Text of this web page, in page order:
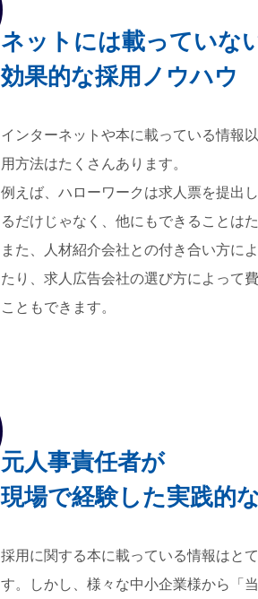
ネットには載っていな
効果的な採用ノウハウ
インターネットや本に載っている情報
用方法はたくさんあります。
例えば、ハローワークは求人票を提出
るだけじゃなく、他にもできることは
また、人材紹介会社との付き合い方に
たり、求人広告会社の選び方によって
こともできます。
元人事責任者が
現場で経験した実践的
採用に関する本に載っている情報はと
す。しかし、様々な中小企業様から「